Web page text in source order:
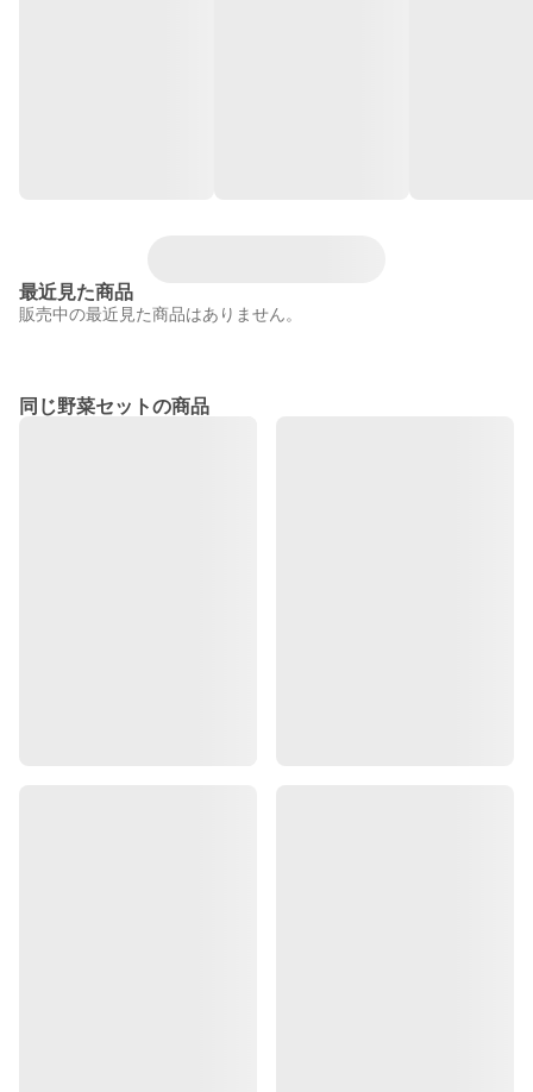
最近見た商品
販売中の最近見た商品はありません。
同じ野菜セットの商品